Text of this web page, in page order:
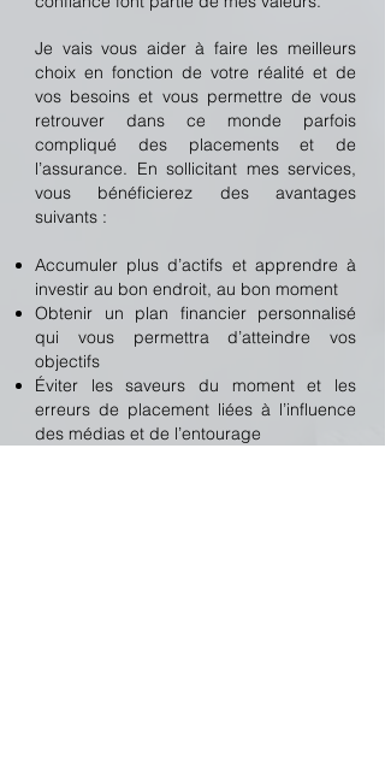
Je vais vous aider à faire les meilleurs
choix en fonction de votre réalité et de
vos besoins et vous permettre de vous
retrouver dans ce monde parfois
compliqué des placements et de
l’assurance. En sollicitant mes services,
vous bénéficierez des avantages
suivants :
Accumuler plus d’actifs et apprendre à
investir au bon endroit, au bon moment
Obtenir un plan financier personnalisé
qui vous permettra d’atteindre vos
objectifs
Éviter les saveurs du moment et les
erreurs de placement liées à l’influence
des médias et de l’entourage